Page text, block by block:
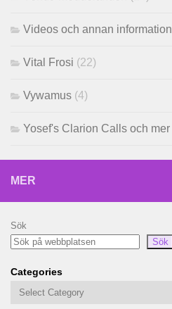
Videos och annan information
Vital Frosi (22)
Vywamus (4)
Yosef's Clarion Calls och mer
MER
Sök
Sök
Categories